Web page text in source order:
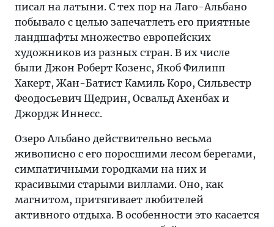
писал на латыни. С тех пор на Лаго-Альбано
побывало с целью запечатлеть его приятные
ландшафты множество европейских
художников из разных стран. В их числе
были Джон Роберт Козенс, Якоб Филипп
Хакерт, Жан-Батист Камиль Коро, Сильвестр
Феодосьевич Щедрин, Освальд Ахенбах и
Джордж Иннесс.
Озеро Альбано действительно весьма
живописно с его поросшими лесом берегами,
симпатичными городками на них и
красивыми старыми виллами. Оно, как
магнитом, притягивает любителей
активного отдыха. В особенности это касается